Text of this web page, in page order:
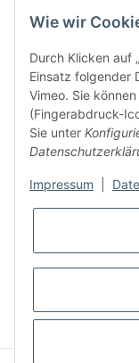
Wie wir
Durch Klicken auf
Einsatz folgender
Vimeo. Sie
(Fingerabdruck-
Sie unter
Impressum
Bitte senden Sie mir
jederzeit widerruflich
Newsletter
nächsten Einkauf.
* Alle